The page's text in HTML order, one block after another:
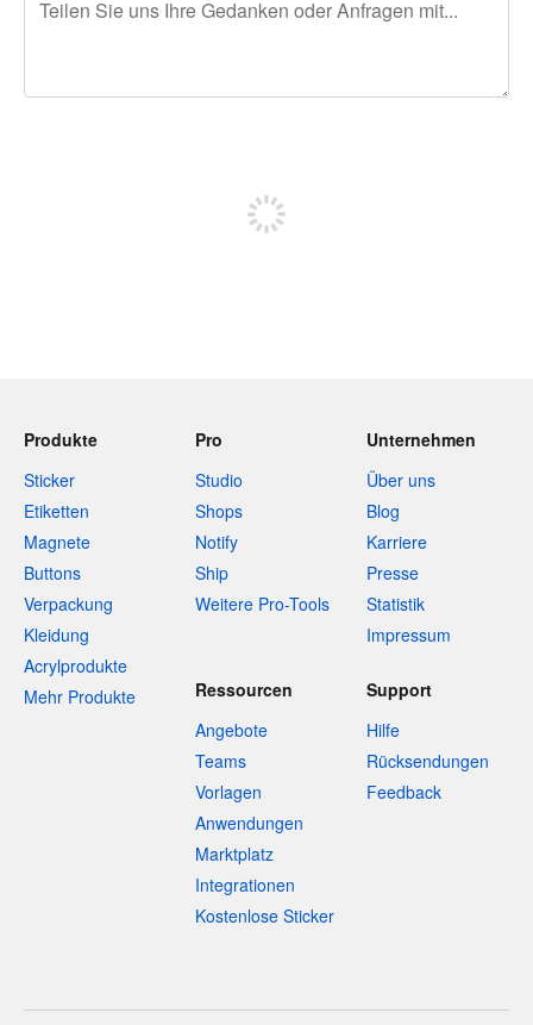
Produkte
Sticker
Etiketten
Magnete
Buttons
Verpackung
Kleidung
Acrylprodukte
Mehr Produkte
Pro
Studio
Shops
Notify
Ship
Weitere Pro-Tools
Unternehmen
Über uns
Blog
Karriere
Presse
Statistik
Impressum
Ressourcen
Angebote
Teams
Vorlagen
Anwendungen
Marktplatz
Integrationen
Kostenlose Sticker
Support
Hilfe
Rücksendungen
Feedback